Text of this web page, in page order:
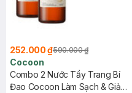
252.000 ₫590.000 ₫
Cocoon
Combo 2 Nước Tẩy Trang Bí
Đao Cocoon Làm Sạch & Giảm